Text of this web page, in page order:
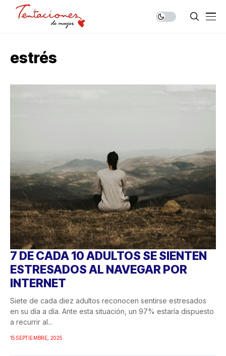
estrés
7 DE CADA 10 ADULTOS SE SIENTEN
ESTRESADOS AL NAVEGAR POR
INTERNET
Siete de cada diez adultos reconocen sentirse estresados
en su día a día. Ante esta situación, un 97% estaría dispuesto
a recurrir al...
15 SEPTIEMBRE, 2025